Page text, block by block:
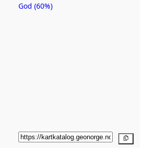
Metadatakvalitet
God (60%)